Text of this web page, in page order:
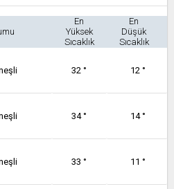
En
Yüksek
Sıcaklık
En
Düşük
Sıcaklık
32 ° 12 °
34 ° 14 °
33 ° 11 °